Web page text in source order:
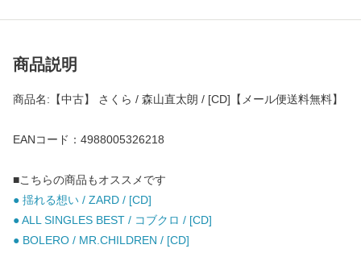
商品説明
商品名:【中古】 さくら / 森山直太朗 / [CD]【メール便送料無料】
EANコード：4988005326218
■こちらの商品もオススメです
● 揺れる想い / ZARD / [CD]
● ALL SINGLES BEST / コブクロ / [CD]
● BOLERO / MR.CHILDREN / [CD]